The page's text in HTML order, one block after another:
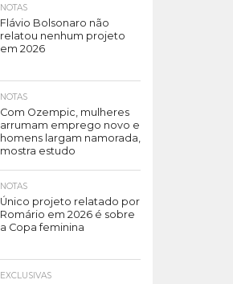
NOTAS
Flávio Bolsonaro não
relatou nenhum projeto
em 2026
NOTAS
Com Ozempic, mulheres
arrumam emprego novo e
homens largam namorada,
mostra estudo
NOTAS
Único projeto relatado por
Romário em 2026 é sobre
a Copa feminina
EXCLUSIVAS